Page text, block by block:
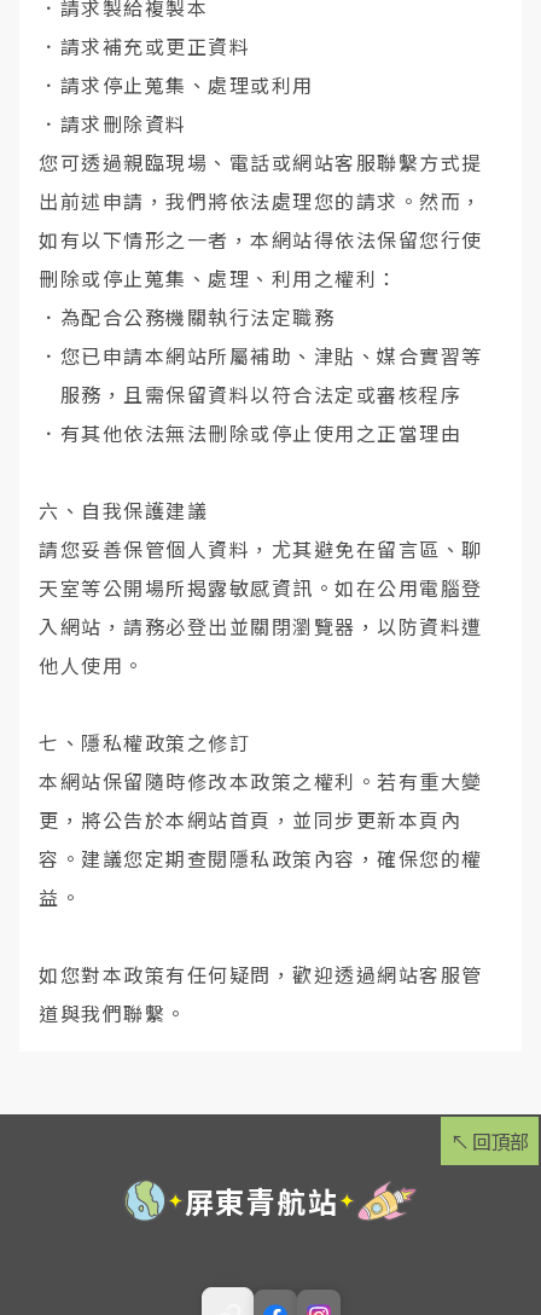
． 請求製給複製本
． 請求補充或更正資料
． 請求停止蒐集、處理或利用
． 請求刪除資料
您可透過親臨現場、電話或網站客服聯繫方式提
出前述申請，我們將依法處理您的請求。然而，
如有以下情形之一者，本網站得依法保留您行使
刪除或停止蒐集、處理、利用之權利：
． 為配合公務機關執行法定職務
． 您已申請本網站所屬補助、津貼、媒合實習等
服務，且需保留資料以符合法定或審核程序
． 有其他依法無法刪除或停止使用之正當理由
六、自我保護建議
請您妥善保管個人資料，尤其避免在留言區、聊
天室等公開場所揭露敏感資訊。如在公用電腦登
入網站，請務必登出並關閉瀏覽器，以防資料遭
他人使用。
七、隱私權政策之修訂
本網站保留隨時修改本政策之權利。若有重大變
更，將公告於本網站首頁，並同步更新本頁內
容。建議您定期查閱隱私政策內容，確保您的權
益。
如您對本政策有任何疑問，歡迎透過網站客服管
道與我們聯繫。
↖ 回頂部
屏東青航站